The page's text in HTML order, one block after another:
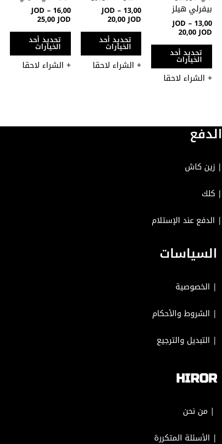
بيفرلي هيلز
13,00
JOD –
20,00JOD
تحديد أحد
الخيارات
يمكن
اختيار
الخيارات
على
صفحة
المنتج
+ الشراء لاحقا
13,00
JOD –
20,00JOD
تحديد أحد
الخيارات
يمكن
اختيار
الخيارات
صفحة
المنتج
+ الشراء لاحقا
16,00
JOD –
25,00JOD
تحديد أحد
الخيارات
+ الشراء لاحقا
الدفع
| زين كاش
| كلك
| الدفع عند الإستلام
السياسات
| الخصوصية
| الشروط والأحكام
| التبديل والترجيع
HIROR
| من نحن
| الأسئلة المتكررة